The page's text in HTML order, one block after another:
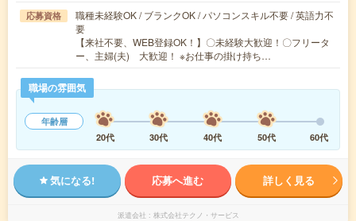
応募資格
職種未経験OK / ブランクOK / パソコンスキル不要 / 英語力不
要
【来社不要、WEB登録OK！】〇未経験大歓迎！〇フリータ
ー、主婦(夫) 大歓迎！ ※お仕事の掛け持ち…
職場の雰囲気
年齢層
20代
30代 40代 50代 60代
気になる! 応募へ進む 詳しく見る
派遣会社 株式会社テクノ・サービス